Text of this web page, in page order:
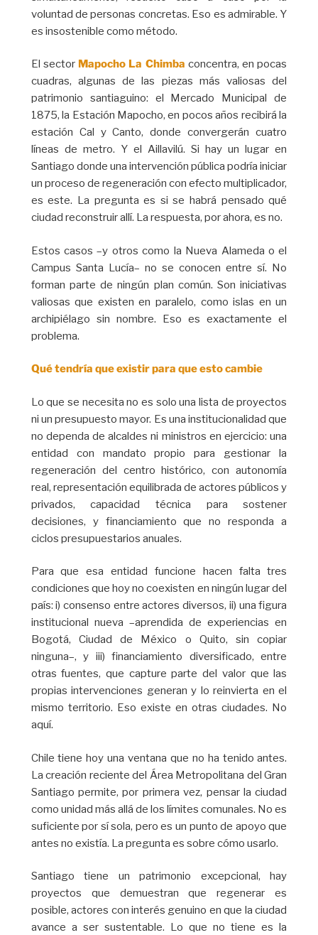
voluntad de personas concretas. Eso es admirable. Y
es insostenible como método.
El sector Mapocho La Chimba concentra, en pocas
cuadras, algunas de las piezas más valiosas del
patrimonio santiaguino: el Mercado Municipal de
1875, la Estación Mapocho, en pocos años recibirá la
estación Cal y Canto, donde convergerán cuatro
líneas de metro. Y el Aillavilú. Si hay un lugar en
Santiago donde una intervención pública podría iniciar
un proceso de regeneración con efecto multiplicador,
es este. La pregunta es si se habrá pensado qué
ciudad reconstruir allí. La respuesta, por ahora, es no.
Estos casos –y otros como la Nueva Alameda o el
Campus Santa Lucía– no se conocen entre sí. No
forman parte de ningún plan común. Son iniciativas
valiosas que existen en paralelo, como islas en un
archipiélago sin nombre. Eso es exactamente el
problema.
Qué tendría que existir para que esto cambie
Lo que se necesita no es solo una lista de proyectos
ni un presupuesto mayor. Es una institucionalidad que
no dependa de alcaldes ni ministros en ejercicio: una
entidad con mandato propio para gestionar la
regeneración del centro histórico, con autonomía
real, representación equilibrada de actores públicos y
privados, capacidad técnica para sostener
decisiones, y financiamiento que no responda a
ciclos presupuestarios anuales.
Para que esa entidad funcione hacen falta tres
condiciones que hoy no coexisten en ningún lugar del
país: i) consenso entre actores diversos, ii) una figura
institucional nueva –aprendida de experiencias en
Bogotá, Ciudad de México o Quito, sin copiar
ninguna–, y iii) financiamiento diversificado, entre
otras fuentes, que capture parte del valor que las
propias intervenciones generan y lo reinvierta en el
mismo territorio. Eso existe en otras ciudades. No
aquí.
Chile tiene hoy una ventana que no ha tenido antes.
La creación reciente del Área Metropolitana del Gran
Santiago permite, por primera vez, pensar la ciudad
como unidad más allá de los límites comunales. No es
suficiente por sí sola, pero es un punto de apoyo que
antes no existía. La pregunta es sobre cómo usarlo.
Santiago tiene un patrimonio excepcional, hay
proyectos que demuestran que regenerar es
posible, actores con interés genuino en que la ciudad
avance a ser sustentable. Lo que no tiene es la